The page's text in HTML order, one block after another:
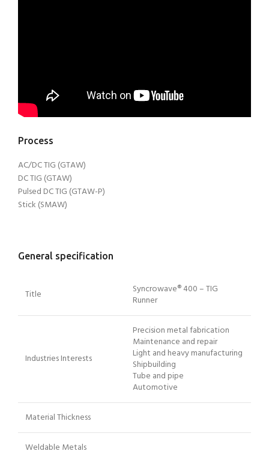
Process
AC/DC TIG (GTAW)
DC TIG (GTAW)
Pulsed DC TIG (GTAW-P)
Stick (SMAW)
General specification
Title
Syncrowave® 400 – TIG
Runner
Industries Interests
Precision metal fabrication
Maintenance and repair
Light and heavy manufacturing
Shipbuilding
Tube and pipe
Automotive
Material Thickness
Weldable Metals